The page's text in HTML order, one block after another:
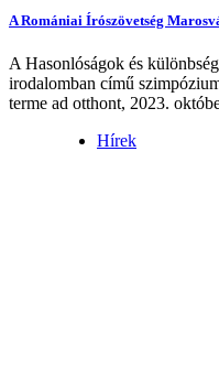
A Romániai Írószövetség
A Hasonlóságok és
irodalomban című
terme ad otthont, 2023.
Hírek